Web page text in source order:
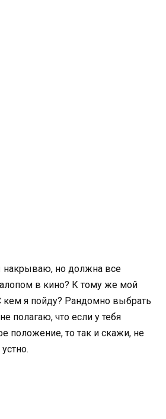
накрываю, но должна все
в кино? К тому же мой
кем я пойду? Рандомно выбрать
полагаю, что если у тебя
положение, то так и скажи, не